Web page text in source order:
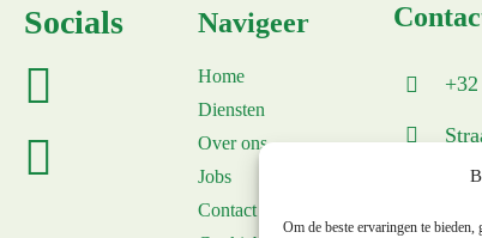
Om de beste ervaringen te
Socials Navigeer
Home
Diensten
Over ons
Jobs
Contact